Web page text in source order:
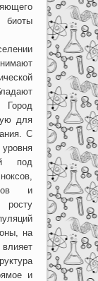
биоты
для
С
под
и
на
и